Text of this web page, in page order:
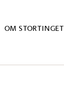
OM STORTINGET